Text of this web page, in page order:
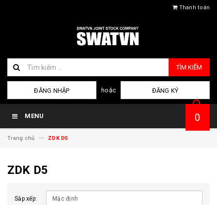
Thanh toán
TÌM KIẾM
ĐĂNG NHẬP hoặc ĐĂNG KÝ
MENU 0
Trang chủ ZDK D5
ZDK D5
Sắp xếp: